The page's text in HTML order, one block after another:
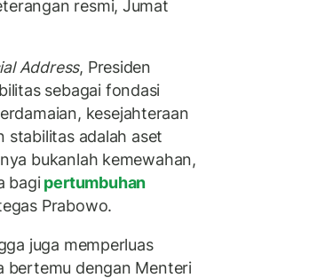
resmi, Jumat
Address, Presiden
sebagai fondasi
kesejahteraan
stabilitas adalah aset
bukanlah kemewahan,
bagipertumbuhan
Prabowo.
juga memperluas
bertemu dengan Menteri